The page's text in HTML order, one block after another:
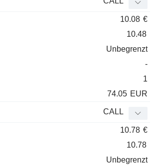
10.08 €
10.48
Unbegrenzt
-
1
74.05 EUR
CALL
10.78 €
10.78
Unbegrenzt